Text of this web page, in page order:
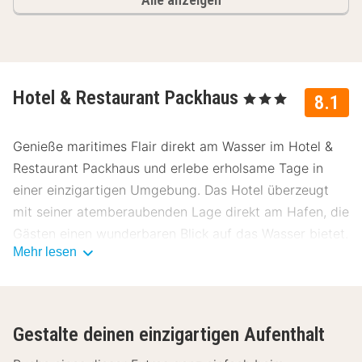
8.1
Hotel & Restaurant Packhaus , 3 Sterne
Genieße maritimes Flair direkt am Wasser im Hotel &
Restaurant Packhaus und erlebe erholsame Tage in
einer einzigartigen Umgebung. Das Hotel überzeugt
mit seiner atemberaubenden Lage direkt am Hafen, die
Gästen einen wunderbaren Blick auf das Wasser bietet.
entfernt. Entdecke die Umgebung mit diesen
Mehr lesen
Gestalte deinen einzigartigen Aufenthalt